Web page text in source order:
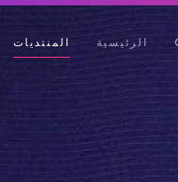
الرئيسية المنتديات